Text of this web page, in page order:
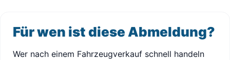
Für wen ist diese Abmeldung?
Wer nach einem Fahrzeugverkauf schnell handeln